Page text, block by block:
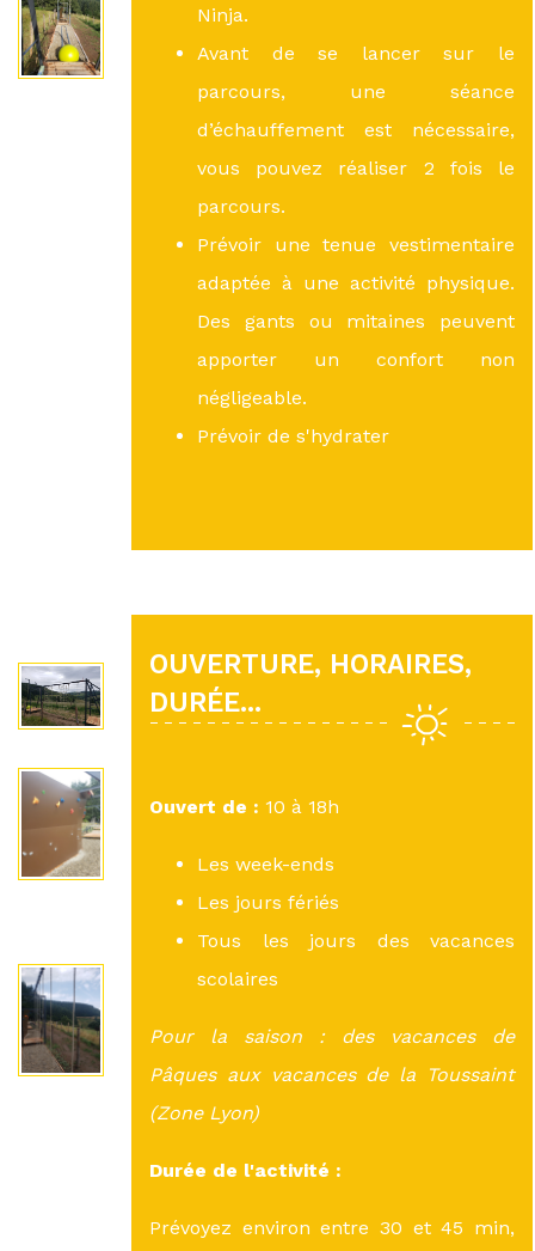
Ninja.
Avant de se lancer sur le
parcours, une séance
d’échauffement est nécessaire,
vous pouvez réaliser 2 fois le
parcours.
Prévoir une tenue vestimentaire
adaptée à une activité physique.
Des gants ou mitaines peuvent
apporter un confort non
négligeable.
Prévoir de s'hydrater
OUVERTURE, HORAIRES,
DURÉE...
Ouvert de : 10 à 18h
Les week-ends
Les jours fériés
Tous les jours des vacances
scolaires
Pour la saison : des vacances de
Pâques aux vacances de la Toussaint
(Zone Lyon)
Durée de l'activité :
Prévoyez environ entre 30 et 45 min,